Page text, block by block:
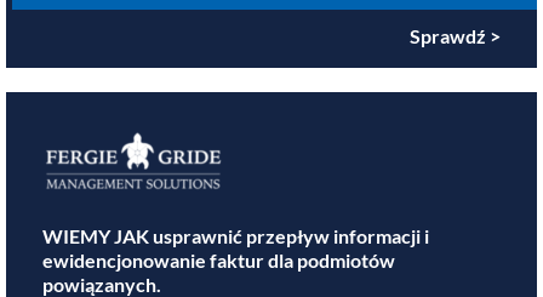
Sprawdź >
WIEMY JAK usprawnić przepływ informacji i
ewidencjonowanie faktur dla podmiotów
powiązanych.